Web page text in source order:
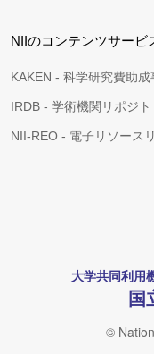
NIIのコンテンツサービ
KAKEN - 科学研究費助
IRDB - 学術機関リポジ
NII-REO - 電子リソース
大学共同利用
国
©